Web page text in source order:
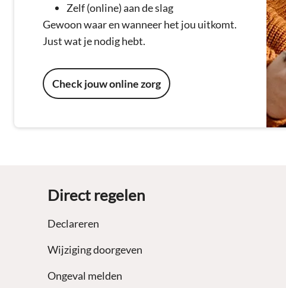
Zelf (online) aan de slag
Gewoon waar en wanneer het jou uitkomt.
Just wat je nodig hebt.
Check jouw online zorg
Direct regelen
Declareren
Wijziging doorgeven
Ongeval melden